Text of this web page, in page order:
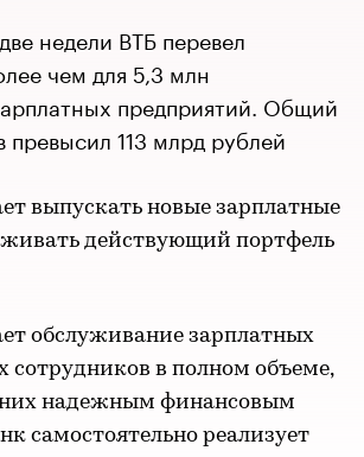
недели ВТБ перевел
чем для 5,3 млн
предприятий. Общий
превысил 113 млрд рублей
выпускать новые зарплатные
действующий портфель
обслуживание зарплатных
сотрудников в полном объеме,
них надежным финансовым
самостоятельно реализует